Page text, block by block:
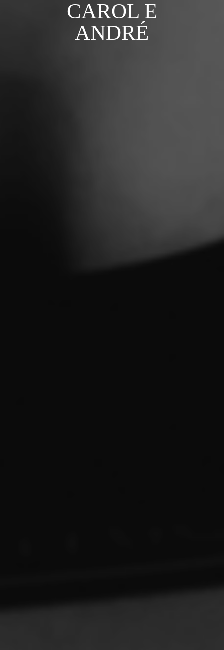
CAROL E
ANDRÉ